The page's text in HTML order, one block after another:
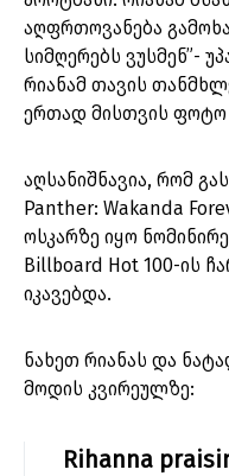
აღფრთოვანება
სიმღერებს ვუსმენ”-
რიანამ თავის
ერთად მისთვის
აღსანიშნავია, რომ
Panther: Wakanda
ოსკარზე იყო
Billboard Hot 100-ის
იკავებდა.
ნახეთ რიანას და
მოდის კვირეულზე:
Rihanna